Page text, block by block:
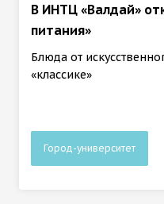
В ИНТЦ «Валдай»
питания»
Блюда от
«классике»
Город-университет